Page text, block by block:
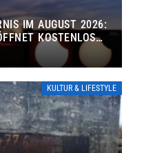
IM AUGUST 2026:
KOSTENLOS
KULTUR & LIFESTYLE